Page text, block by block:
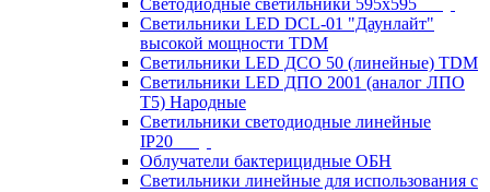
Светодиодные светильники 595x595
Светильники LED DCL-01 "Даунлайт"
высокой мощности TDM
Светильники LED ДСО 50 (линейные) TDM
Светильники LED ДПО 2001 (аналог ЛПО
Т5) Народные
Светильники светодиодные линейные
IP20
Облучатели бактерицидные ОБН
Светильники линейные для использования с